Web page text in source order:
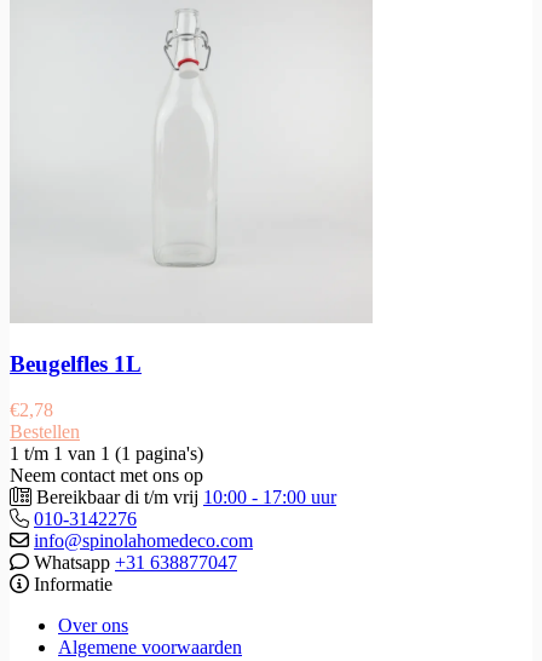
Beugelfles 1L
€2,78
Bestellen
1 t/m 1 van 1 (1 pagina's)
Neem contact met ons op
Bereikbaar di t/m vrij 10:00 - 17:00 uur
010-3142276
info@spinolahomedeco.com
Whatsapp +31 638877047
Informatie
Over ons
Algemene voorwaarden